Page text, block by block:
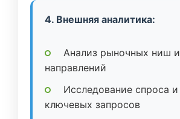
4. Внешняя аналитика:
Анализ рыночных ниш и
направлений
Исследование спроса и
ключевых запросов